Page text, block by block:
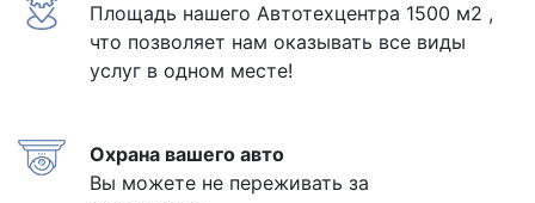
Площадь нашего Автотехцентра 1500 м2 ,
что позволяет нам оказывать все виды
услуг в одном месте!
Охрана вашего авто
Вы можете не переживать за